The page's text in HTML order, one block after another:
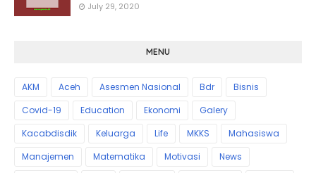
July 29, 2020
MENU
AKM Aceh Asesmen Nasional Bdr
Bisnis
Covid-19
Education Ekonomi
Galery
Kacabdisdik
Keluarga Life MKKS
Mahasiswa
Manajemen
Matematika Motivasi
News